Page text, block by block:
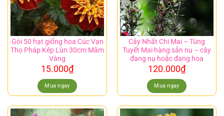
Gói 50 hạt giống hoa Cúc Vạn
Thọ Pháp Kép Lùn 30cm Mâm
Vàng
15.000₫
Mua ngay
Cây Nhất Chi Mai – Tùng
Tuyết Mai hàng sẵn nụ – cây
đang nụ hoặc đang hoa
120.000₫
Mua ngay